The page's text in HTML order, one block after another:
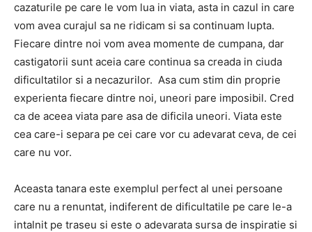
cazaturile pe care le vom lua in viata, asta in cazul in care
vom avea curajul sa ne ridicam si sa continuam lupta.
Fiecare dintre noi vom avea momente de cumpana, dar
castigatorii sunt aceia care continua sa creada in ciuda
dificultatilor si a necazurilor. Asa cum stim din proprie
experienta fiecare dintre noi, uneori pare imposibil. Cred
ca de aceea viata pare asa de dificila uneori. Viata este
cea care-i separa pe cei care vor cu adevarat ceva, de cei
care nu vor.
Aceasta tanara este exemplul perfect al unei persoane
care nu a renuntat, indiferent de dificultatile pe care le-a
intalnit pe traseu si este o adevarata sursa de inspiratie si